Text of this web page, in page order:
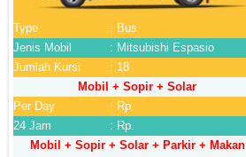
Type
: Bus
Jenis Mobil
: Mitsubishi Espasio
Jumlah Kursi
: 18
Mobil + Sopir + Solar
Per Day
: Rp.
24 Jam
: Rp.
Mobil + Sopir + Solar + Parkir + Makan